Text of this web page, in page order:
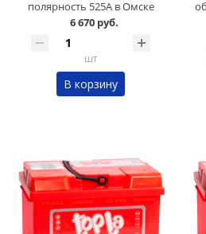
полярность 525А в Омске
6 670 руб.
шт
В корзину